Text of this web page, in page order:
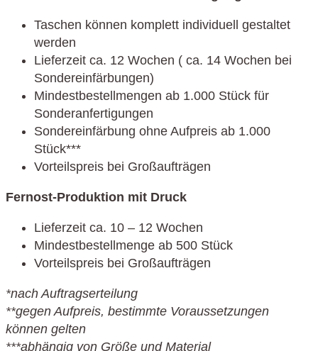
Taschen können komplett individuell gestaltet
werden
Lieferzeit ca. 12 Wochen ( ca. 14 Wochen bei
Sondereinfärbungen)
Mindestbestellmengen ab 1.000 Stück für
Sonderanfertigungen
Sondereinfärbung ohne Aufpreis ab 1.000
Stück***
Vorteilspreis bei Großaufträgen
Fernost-Produktion mit Druck
Lieferzeit ca. 10 – 12 Wochen
Mindestbestellmenge ab 500 Stück
Vorteilspreis bei Großaufträgen
*nach Auftragserteilung
**gegen Aufpreis, bestimmte Voraussetzungen
können gelten
***abhängig von Größe und Material